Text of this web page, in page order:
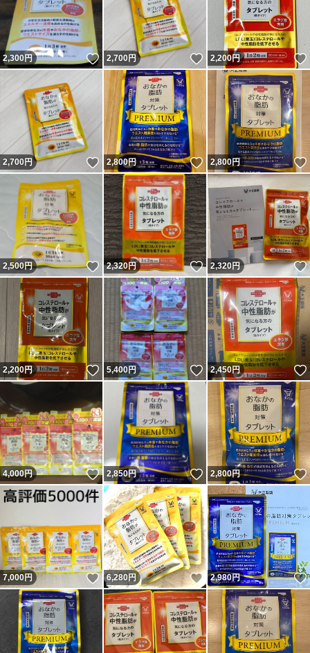
2,300円 いいね！
2,700円 いいね！
2,200円
2,700円 いいね！
2,800円 いいね！
2,800円
2,500円 いいね！
2,320円 いいね！
2,320円
2,200円 いいね！
5,400円 いいね！
2,450円
4,000円 いいね！
2,850円 いいね！
2,800円
7,000円 いいね！
6,280円 いいね！
2,980円